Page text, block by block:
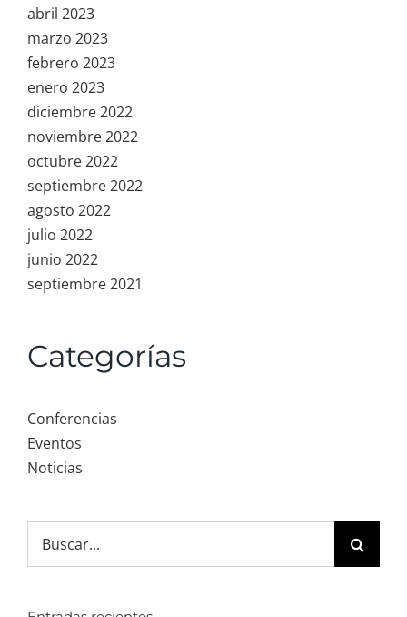
abril 2023
marzo 2023
febrero 2023
enero 2023
diciembre 2022
noviembre 2022
octubre 2022
septiembre 2022
agosto 2022
julio 2022
junio 2022
septiembre 2021
Categorías
Conferencias
Eventos
Noticias